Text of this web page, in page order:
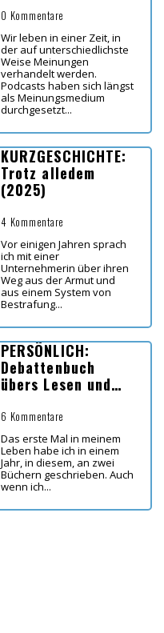
Bildungsbereich
0 Kommentare
Wir leben in einer Zeit, in
der auf unterschiedlichste
Weise Meinungen
verhandelt werden.
Podcasts haben sich längst
als Meinungsmedium
durchgesetzt...
KURZGESCHICHTE:
Trotz alledem
(2025)
4 Kommentare
Vor einigen Jahren sprach
ich mit einer
Unternehmerin über ihren
Weg aus der Armut und
aus einem System von
Bestrafung...
PERSÖNLICH:
Debattenbuch
übers Lesen und
6 Kommentare
Das erste Mal in meinem
Leben habe ich in einem
Jahr, in diesem, an zwei
Büchern geschrieben. Auch
wenn ich...